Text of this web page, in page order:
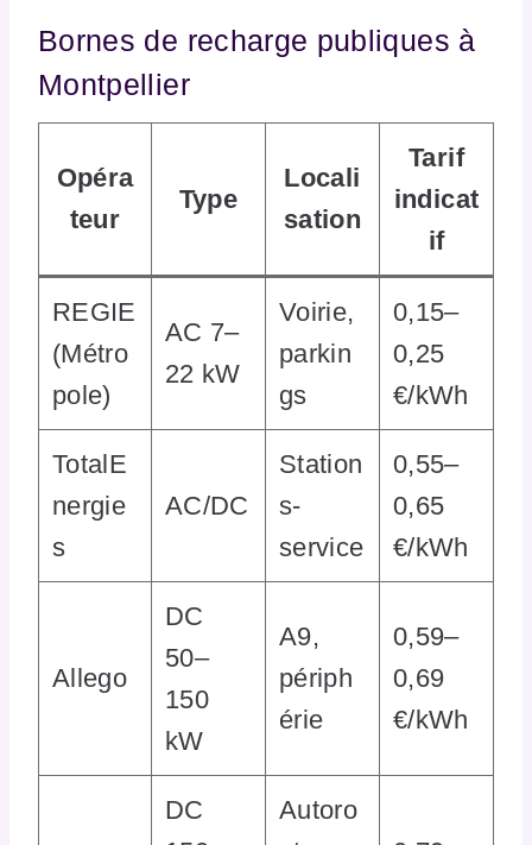
Bornes de recharge publiques à
Montpellier
Opéra
teur
Type
Locali
sation
Tarif
indicat
if
REGIE
(Métro
pole)
AC 7–
22 kW
Voirie,
parkin
gs
0,15–
0,25
€/kWh
TotalE
nergie
s
AC/DC
Station
s-
service
0,55–
0,65
€/kWh
Allego
DC
50–
150
kW
A9,
périph
érie
0,59–
0,69
€/kWh
DC
Autoro